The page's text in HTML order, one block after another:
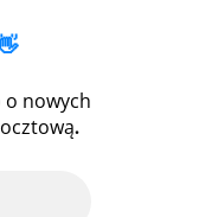
nowych
.